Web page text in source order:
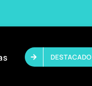
DESTACADO